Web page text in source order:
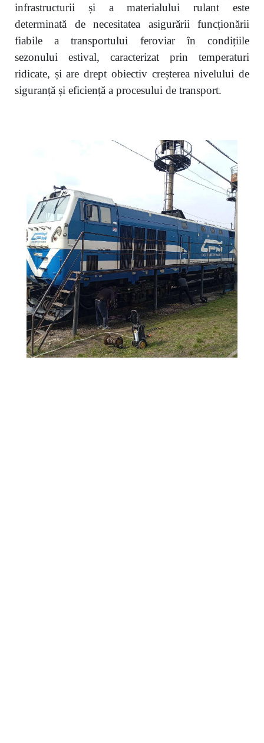
infrastructurii și a materialului rulant este
determinată de necesitatea asigurării funcționării
fiabile a transportului feroviar în condițiile
sezonului estival, caracterizat prin temperaturi
ridicate, și are drept obiectiv creșterea nivelului de
siguranță și eficiență a procesului de transport.